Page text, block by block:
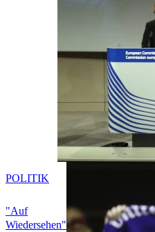
"Auf
Wiedersehen"
POLITIK